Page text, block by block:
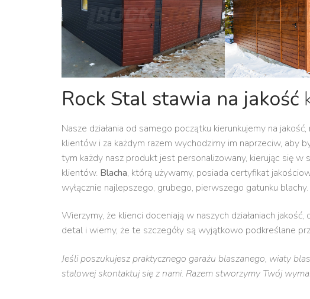
Rock Stal stawia na jakość
Nasze działania od samego początku kierunkujemy na
klientów i za każdym razem wychodzimy im naprzeciw, aby
tym każdy nasz produkt jest personalizowany, kierując się
klientów. Blacha, którą używamy, posiada certyfikat
wyłącznie najlepszego, grubego, pierwszego gatunku blachy.
Wierzymy, że klienci doceniają w naszych działaniach
detal i wiemy, że te szczegóły są wyjątkowo podkreślane
Jeśli poszukujesz praktycznego garażu blaszanego, wiaty
stalowej skontaktuj się z nami. Razem stworzymy Twój